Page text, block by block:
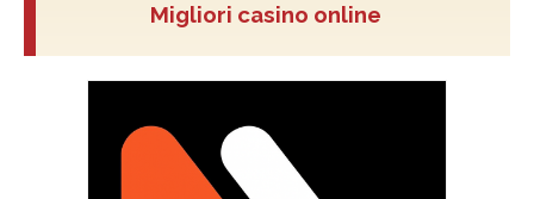
Migliori casino online